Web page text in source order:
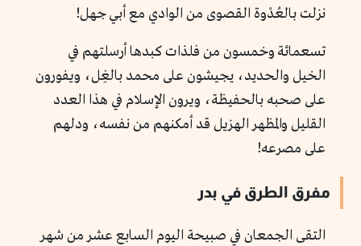
نزلت بالعُدْوة القصوى من الوادي مع أبي جهل!
تسعمائة وخمسون من فلذات كبدها أرسلتهم في
الخيل والحديد، يجيشون على محمد بالغِل، ويفورون
على صحبه بالحفيظة، ويرون الإسلام في هذا العدد
القليل والمظهر الهزيل قد أمكنهم من نفسه، ودلهم
على مصرعه!
مفرق الطرق في بدر
التقى الجمعان في صبيحة اليوم السابع عشر من شهر